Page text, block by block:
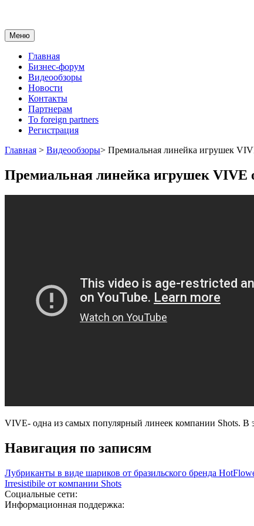
Меню
Главная
Бизнес-форум
Видеообзоры
Новости
Контакты
Партнерам
To foreign partners
Регистрация
Главная > Видеообзоры> Премиальная линейка игрушек
Премиальная линейка игрушек VIVE
VIVE- одна из самых популярный линеек компании Shots. В
Навигация по записям
Лубриканты в виде шариков от бразильского бренда
Irresistibile от компании Shots
Социальные сети:
Информационная поддержка: